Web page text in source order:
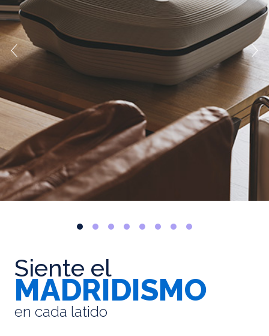
Siente el
MADRIDISMO
en cada latido